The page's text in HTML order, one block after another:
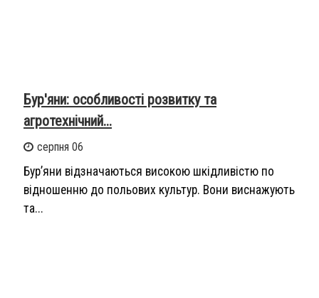
Бур'яни: особливості розвитку та
агротехнічний...
серпня 06
Бур’яни відзначаються високою шкідливістю по
відношенню до польових культур. Вони виснажують
та...